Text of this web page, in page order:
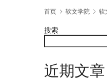
首页 软文学院 软
搜索
近期文章